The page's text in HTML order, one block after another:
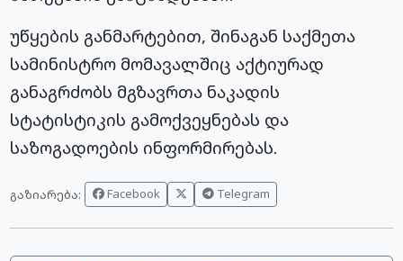
უწყების განმარტებით, შინაგან საქმეთა
სამინისტრო მომავალშიც აქტიურად
განაგრძობს მგზავრთა ნაკადის
სტატისტიკის გამოქვეყნებას და
საზოგადოების ინფორმირებას.
გაზიარება: Facebook Telegram